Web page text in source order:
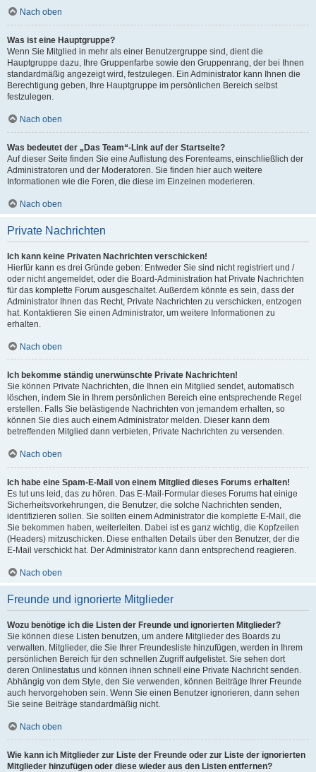
Nach oben
Was ist eine Hauptgruppe?
Wenn Sie Mitglied in mehr als einer Benutzergruppe sind, dient die
Hauptgruppe dazu, Ihre Gruppenfarbe sowie den Gruppenrang, der bei Ihnen
standardmäßig angezeigt wird, festzulegen. Ein Administrator kann Ihnen die
Berechtigung geben, Ihre Hauptgruppe im persönlichen Bereich selbst
festzulegen.
Nach oben
Was bedeutet der „Das Team“-Link auf der Startseite?
Auf dieser Seite finden Sie eine Auflistung des Forenteams, einschließlich der
Administratoren und der Moderatoren. Sie finden hier auch weitere
Informationen wie die Foren, die diese im Einzelnen moderieren.
Nach oben
Private Nachrichten
Ich kann keine Privaten Nachrichten verschicken!
Hierfür kann es drei Gründe geben: Entweder Sie sind nicht registriert und /
oder nicht angemeldet, oder die Board-Administration hat Private Nachrichten
für das komplette Forum ausgeschaltet. Außerdem könnte es sein, dass der
Administrator Ihnen das Recht, Private Nachrichten zu verschicken, entzogen
hat. Kontaktieren Sie einen Administrator, um weitere Informationen zu
erhalten.
Nach oben
Ich bekomme ständig unerwünschte Private Nachrichten!
Sie können Private Nachrichten, die Ihnen ein Mitglied sendet, automatisch
löschen, indem Sie in Ihrem persönlichen Bereich eine entsprechende Regel
erstellen. Falls Sie belästigende Nachrichten von jemandem erhalten, so
können Sie dies auch einem Administrator melden. Dieser kann dem
betreffenden Mitglied dann verbieten, Private Nachrichten zu versenden.
Nach oben
Ich habe eine Spam-E-Mail von einem Mitglied dieses Forums erhalten!
Es tut uns leid, das zu hören. Das E-Mail-Formular dieses Forums hat einige
Sicherheitsvorkehrungen, die Benutzer, die solche Nachrichten senden,
identifizieren sollen. Sie sollten einem Administrator die komplette E-Mail, die
Sie bekommen haben, weiterleiten. Dabei ist es ganz wichtig, die Kopfzeilen
(Headers) mitzuschicken. Diese enthalten Details über den Benutzer, der die
E-Mail verschickt hat. Der Administrator kann dann entsprechend reagieren.
Nach oben
Freunde und ignorierte Mitglieder
Wozu benötige ich die Listen der Freunde und ignorierten Mitglieder?
Sie können diese Listen benutzen, um andere Mitglieder des Boards zu
verwalten. Mitglieder, die Sie Ihrer Freundesliste hinzufügen, werden in Ihrem
persönlichen Bereich für den schnellen Zugriff aufgelistet. Sie sehen dort
deren Onlinestatus und können ihnen schnell eine Private Nachricht senden.
Abhängig von dem Style, den Sie verwenden, können Beiträge Ihrer Freunde
auch hervorgehoben sein. Wenn Sie einen Benutzer ignorieren, dann sehen
Sie seine Beiträge standardmäßig nicht.
Nach oben
Wie kann ich Mitglieder zur Liste der Freunde oder zur Liste der ignorierten
Mitglieder hinzufügen oder diese wieder aus den Listen entfernen?